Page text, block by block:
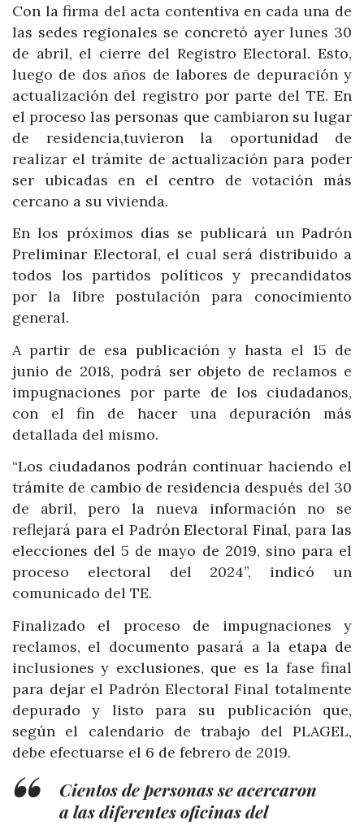
Con la firma del acta contentiva en cada una de
las sedes regionales se concretó ayer lunes 30
de abril, el cierre del Registro Electoral. Esto,
luego de dos años de labores de depuración y
actualización del registro por parte del TE. En
el proceso las personas que cambiaron su lugar
de residencia,tuvieron la oportunidad de
realizar el trámite de actualización para poder
ser ubicadas en el centro de votación más
cercano a su vivienda.
En los próximos días se publicará un Padrón
Preliminar Electoral, el cual será distribuido a
todos los partidos políticos y precandidatos
por la libre postulación para conocimiento
general.
A partir de esa publicación y hasta el 15 de
junio de 2018, podrá ser objeto de reclamos e
impugnaciones por parte de los ciudadanos,
con el fin de hacer una depuración más
detallada del mismo.
“Los ciudadanos podrán continuar haciendo el
trámite de cambio de residencia después del 30
de abril, pero la nueva información no se
reflejará para el Padrón Electoral Final, para las
elecciones del 5 de mayo de 2019, sino para el
proceso electoral del 2024”, indicó un
comunicado del TE.
Finalizado el proceso de impugnaciones y
reclamos, el documento pasará a la etapa de
inclusiones y exclusiones, que es la fase final
para dejar el Padrón Electoral Final totalmente
depurado y listo para su publicación que,
según el calendario de trabajo del PLAGEL,
debe efectuarse el 6 de febrero de 2019.
Cientos de personas se acercaron
a las diferentes oficinas del